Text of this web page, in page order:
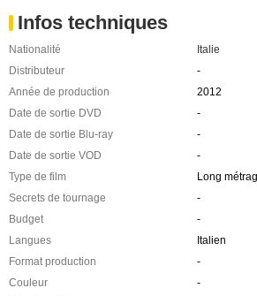
Infos techniques
Nationalité
Italie
Distributeur
-
Année de production
2012
Date de sortie DVD
-
Date de sortie Blu-ray
-
Date de sortie VOD
-
Type de film
Long
Secrets de tournage
-
Budget
-
Langues
Italien
Format production
-
Couleur
-